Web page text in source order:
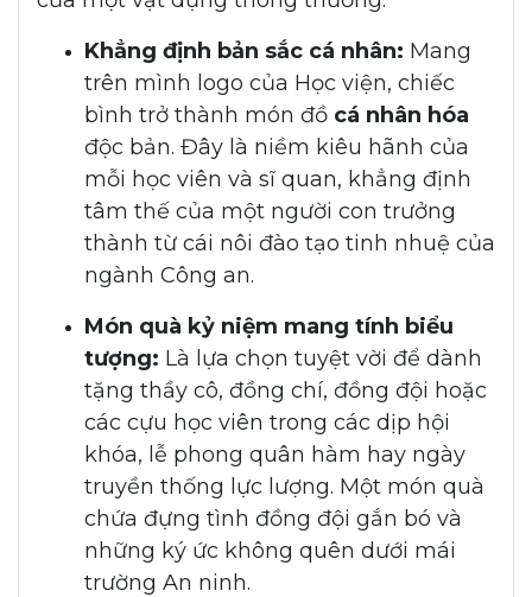
Khẳng định bản sắc cá nhân: Mang
trên mình logo của Học viện, chiếc
bình trở thành món đồ cá nhân hóa
độc bản. Đây là niềm kiêu hãnh của
mỗi học viên và sĩ quan, khẳng định
tâm thế của một người con trưởng
thành từ cái nôi đào tạo tinh nhuệ của
ngành Công an.
Món quà kỷ niệm mang tính biểu
tượng: Là lựa chọn tuyệt vời để dành
tặng thầy cô, đồng chí, đồng đội hoặc
các cựu học viên trong các dịp hội
khóa, lễ phong quân hàm hay ngày
truyền thống lực lượng. Một món quà
chứa đựng tình đồng đội gắn bó và
những ký ức không quên dưới mái
trường An ninh.